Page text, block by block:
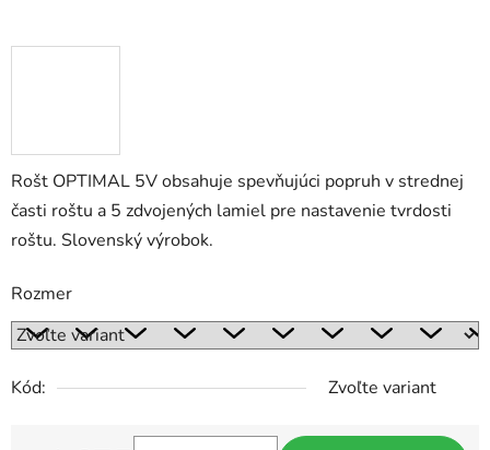
Rošt OPTIMAL 5V obsahuje spevňujúci popruh v strednej
časti roštu a 5 zdvojených lamiel pre nastavenie tvrdosti
roštu. Slovenský výrobok.
Rozmer
Kód: Zvoľte variant